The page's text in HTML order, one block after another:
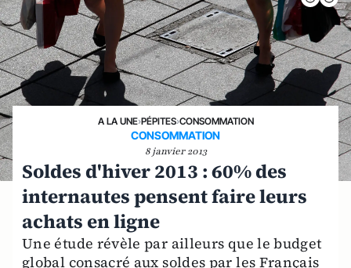
A LA UNE›PÉPITES›CONSOMMATION
CONSOMMATION
8 janvier 2013
Soldes d'hiver 2013 : 60% des
internautes pensent faire leurs
achats en ligne
Une étude révèle par ailleurs que le budget
global consacré aux soldes par les Français